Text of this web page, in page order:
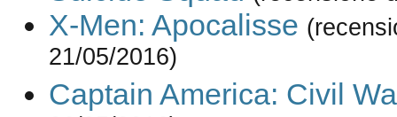
X-Men: Apocalisse
21/05/2016)
Captain America: Civil